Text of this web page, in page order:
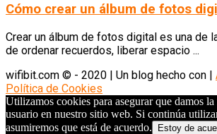
Cómo crear un álbum de fotos
Crear un álbum de fotos digital es una de
de ordenar recuerdos, liberar espacio ...
wifibit.com © - 2020 | Un blog hecho con |
Política de Cookies
Utilizamos cookies para asegurar que damos
usuario en nuestro sitio web. Si continúa
asumiremos que está de acuerdo.
Estoy de